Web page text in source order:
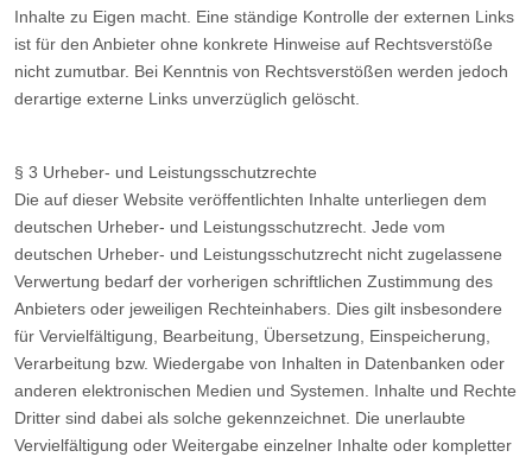
Inhalte zu Eigen macht. Eine ständige Kontrolle der externen Links
ist für den Anbieter ohne konkrete Hinweise auf Rechtsverstöße
nicht zumutbar. Bei Kenntnis von Rechtsverstößen werden jedoch
derartige externe Links unverzüglich gelöscht.
§ 3 Urheber- und Leistungsschutzrechte
Die auf dieser Website veröffentlichten Inhalte unterliegen dem
deutschen Urheber- und Leistungsschutzrecht. Jede vom
deutschen Urheber- und Leistungsschutzrecht nicht zugelassene
Verwertung bedarf der vorherigen schriftlichen Zustimmung des
Anbieters oder jeweiligen Rechteinhabers. Dies gilt insbesondere
für Vervielfältigung, Bearbeitung, Übersetzung, Einspeicherung,
Verarbeitung bzw. Wiedergabe von Inhalten in Datenbanken oder
anderen elektronischen Medien und Systemen. Inhalte und Rechte
Dritter sind dabei als solche gekennzeichnet. Die unerlaubte
Vervielfältigung oder Weitergabe einzelner Inhalte oder kompletter